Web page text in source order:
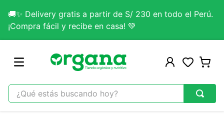
🚚✨ Delivery gratis a partir de S/ 230 en todo el Perú.
¡Compra fácil y recibe en casa! 💚
¿Qué estás buscando hoy?